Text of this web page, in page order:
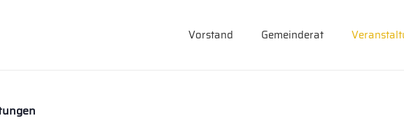
Vorstand Gemeinderat